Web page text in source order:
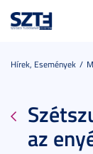
Hírek, Események
az